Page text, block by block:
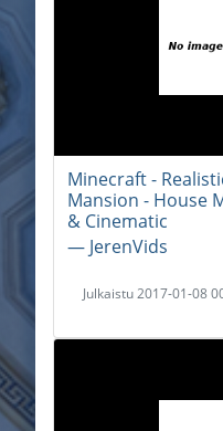
Minecraft -
Mansion - House
& Cinematic
― JerenVids
Julkaistu 2017-01-08